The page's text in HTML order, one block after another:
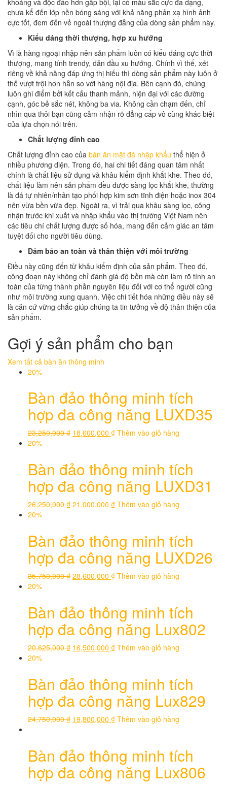
chưa kể đến lớp nền bóng sáng với khả năng phản xạ hình ảnh
cực tốt, đem đến vẻ ngoài thượng đẳng của dòng sản phẩm này.
Kiểu dáng thời thượng, hợp xu hướng
Vì là hàng ngoại nhập nên sản phẩm luôn có kiểu dáng cực thời
thượng, mang tính trendy, dẫn đầu xu hướng. Chính vì thế, xét
riêng về khả năng đáp ứng thị hiếu thì dòng sản phẩm này luôn ở
thế vượt trội hơn hẳn so với hàng nội địa. Bên cạnh đó, chúng
luôn ghi điểm bởi kết cấu thanh mảnh, hiện đại với các đường
cạnh, góc bẻ sắc nét, không ba via. Không cần chạm đến, chỉ
nhìn qua thôi bạn cũng cảm nhận rõ đẳng cấp vô cùng khác biệt
của lựa chọn nói trên.
Chất lượng đỉnh cao
Chất lượng đỉnh cao của bàn ăn mặt đá nhập khẩu thể hiện ở
nhiều phương diện. Trong đó, hai chi tiết đáng quan tâm nhất
chính là chất liệu sử dụng và khâu kiểm định khắt khe. Theo đó,
chất liệu làm nên sản phẩm đều được sàng lọc khắt khe, thường
là đá tự nhiên/nhân tạo phối hợp kim sơn tĩnh điện hoặc inox 304
nên vừa bền vừa đẹp. Ngoài ra, vì trải qua khâu sàng lọc, công
nhận trước khi xuất và nhập khẩu vào thị trường Việt Nam nên
các tiêu chí chất lượng được số hóa, mang đến cảm giác an tâm
tuyệt đối cho người tiêu dùng.
Đảm bảo an toàn và thân thiện với môi trường
Điều này cũng đến từ khâu kiểm định của sản phẩm. Theo đó,
công đoạn này không chỉ đánh giá độ bền mà còn làm rõ tính an
toàn của từng thành phần nguyên liệu đối với cơ thể người cũng
như môi trường xung quanh. Việc chi tiết hóa những điều này sẽ
là căn cứ vững chắc giúp chúng ta tin tưởng về độ thân thiện của
sản phẩm.
Gợi ý sản phẩm cho bạn
Xem tất cả bàn ăn thông minh
20%
Bàn đảo thông minh tích
hợp đa công năng LUXD35
23,250,000₫ 18,600,000 ₫ Thêm vào giỏ hàng
20%
Bàn đảo thông minh tích
hợp đa công năng LUXD31
26,250,000₫ 21,000,000 ₫ Thêm vào giỏ hàng
20%
Bàn đảo thông minh tích
hợp đa công năng LUXD26
35,750,000₫ 28,600,000 ₫ Thêm vào giỏ hàng
20%
Bàn đảo thông minh tích
hợp đa công năng Lux802
20,625,000₫ 16,500,000 ₫ Thêm vào giỏ hàng
20%
Bàn đảo thông minh tích
hợp đa công năng Lux829
24,750,000₫ 19,800,000 ₫ Thêm vào giỏ hàng
Bàn đảo thông minh tích
hợp đa công năng Lux806